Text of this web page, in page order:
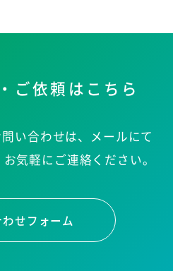
ご依頼はこちら
い合わせは、メールにて
お気軽にご連絡ください。
せフォーム